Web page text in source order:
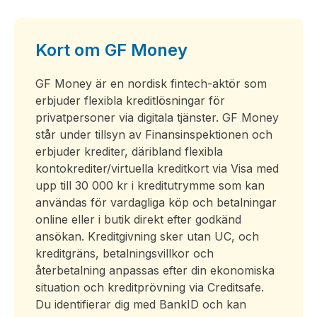
Kort om GF Money
GF Money är en nordisk fintech-aktör som
erbjuder flexibla kreditlösningar för
privatpersoner via digitala tjänster. GF Money
står under tillsyn av Finansinspektionen och
erbjuder krediter, däribland flexibla
kontokrediter/virtuella kreditkort via Visa med
upp till 30 000 kr i kreditutrymme som kan
användas för vardagliga köp och betalningar
online eller i butik direkt efter godkänd
ansökan. Kreditgivning sker utan UC, och
kreditgräns, betalningsvillkor och
återbetalning anpassas efter din ekonomiska
situation och kreditprövning via Creditsafe.
Du identifierar dig med BankID och kan